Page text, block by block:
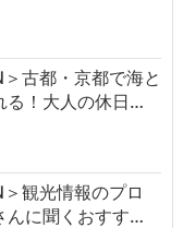
古都・京都で海と
る！大人の休日…
観光情報のプロ
んに聞くおすす…